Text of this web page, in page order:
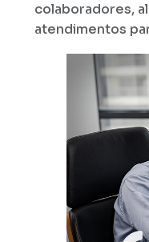
colaboradores,
atendimentos